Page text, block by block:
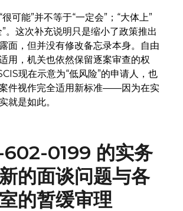
可能”并不等于“一定会”；“大体上”
。这次补充说明只是缩小了政策推出
面，但并没有修改备忘录本身。自由
用，机关也依然保留逐案审查的权
现在示意为“低风险”的申请人，也
件视作完全适用新标准——因为在实
就是如此。
0199 的实务
的面谈问题与各
的暂缓审理